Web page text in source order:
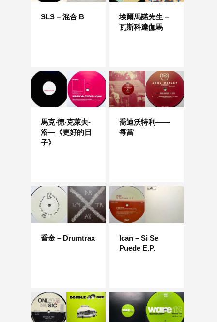
SLS – 混合 B
埃爾馬諾先生 –
瓦斯科達伽馬
馬克‧德‧克萊夫-
洛—《更好的日
子》
喬迪沃特利——
每當
喬金 – Drumtrax
Ican – Si Se
Puede E.P.